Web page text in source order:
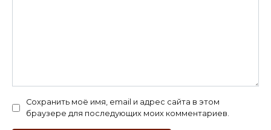
Сохранить моё имя, email и адрес сайта в этом
браузере для последующих моих комментариев.